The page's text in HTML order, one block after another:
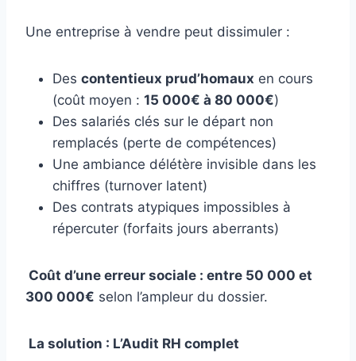
Une entreprise à vendre peut dissimuler :
Des contentieux prud’homaux en cours
(coût moyen : 15 000€ à 80 000€)
Des salariés clés sur le départ non
remplacés (perte de compétences)
Une ambiance délétère invisible dans les
chiffres (turnover latent)
Des contrats atypiques impossibles à
répercuter (forfaits jours aberrants)
Coût d’une erreur sociale : entre 50 000 et
300 000€ selon l’ampleur du dossier.
La solution : L’Audit RH complet